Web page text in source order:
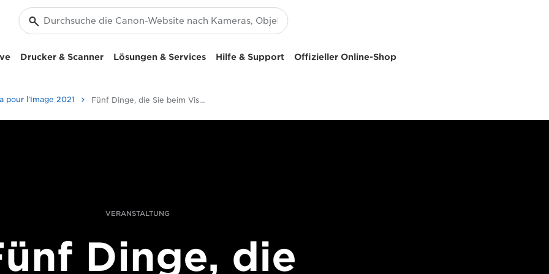
Drucker & Scanner Lösungen & Services Hilfe & Support Offizieller Online-Shop
pour l'Image 2021 Fünf Dinge, die Sie beim Visa pour l’Image 2017 auf keinen Fall verpassen dürfen
VERANSTALTUNG
Dinge, die